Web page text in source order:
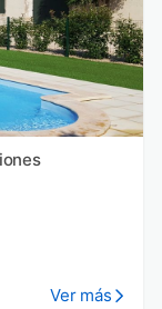
Ver más